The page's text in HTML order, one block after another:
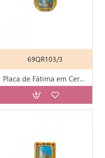
69QR103/3
Placa de Fátima em Cerâmica Sintética